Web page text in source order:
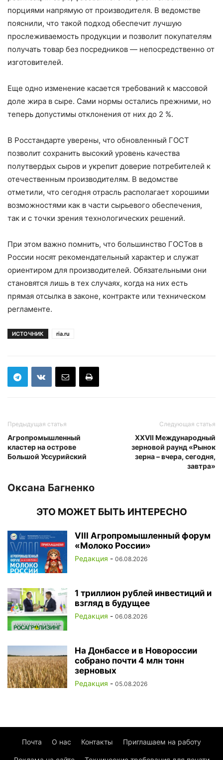
порциями напрямую от производителя. В ведомстве
пояснили, что такой подход обеспечит лучшую
прослеживаемость продукции и позволит покупателям
получать товар без посредников — непосредственно от
изготовителей.
Еще одно изменение касается требований к массовой
доле жира в сыре. Сами нормы остались прежними, но
теперь допустимы отклонения от них до 2 %.
В Росстандарте уверены, что обновленный ГОСТ
позволит сохранить высокий уровень качества
полутвердых сыров и укрепит доверие потребителей к
отечественным производителям. В ведомстве
отметили, что сегодня отрасль располагает хорошими
возможностями как в части сырьевого обеспечения,
так и с точки зрения технологических решений.
При этом важно помнить, что большинство ГОСТов в
России носят рекомендательный характер и служат
ориентиром для производителей. Обязательными они
становятся лишь в тех случаях, когда на них есть
прямая отсылка в законе, контракте или техническом
регламенте.
ИСТОЧНИК ria.ru
Предыдущая статья
Агропромышленный
кластер на острове
Большой Уссурийский
Следующая статья
XXVII Международный
зерновой раунд «Рынок
зерна – вчера, сегодня,
завтра»
Оксана Багненко
ЭТО МОЖЕТ БЫТЬ ИНТЕРЕСНО
VIII Агропромышленный форум
«Молоко России»
Редакция - 06.08.2026
1 триллион рублей инвестиций и
взгляд в будущее
Редакция - 06.08.2026
На Донбассе и в Новороссии
собрано почти 4 млн тонн
зерновых
Редакция - 05.08.2026
Почта О нас Контакты Приглашаем на работу